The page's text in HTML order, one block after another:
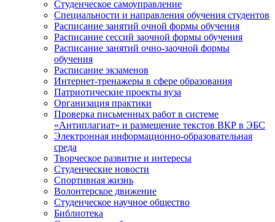
Студенческое самоуправление
Специальности и направления обучения студентов
Расписание занятий очной формы обучения
Расписание сессий заочной формы обучения
Расписание занятий очно-заочной формы
обучения
Расписание экзаменов
Интернет-тренажеры в сфере образования
Патриотические проекты вуза
Организация практики
Проверка письменных работ в системе
«Антиплагиат» и размещение текстов ВКР в ЭБС
Электронная информационно-образовательная
среда
Творческое развитие и интересы
Студенческие новости
Спортивная жизнь
Волонтерское движение
Студенческое научное общество
Библиотека